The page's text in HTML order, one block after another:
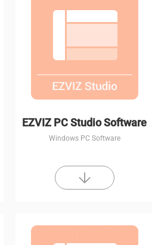
EZVIZ PC Studio Software
Windows PC Software